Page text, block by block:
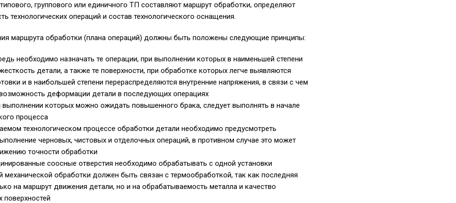
группового или единичного ТП составляют маршрут обработки, определяют
технологических операций и состав технологического оснащения.
маршрута обработки (плана операций) должны быть положены следующие принципы:
необходимо назначать те операции, при выполнении которых в наименьшей степени
детали, а также те поверхности, при обработке которых легче выявляются
и в наибольшей степени перераспределяются внутренние напряжения, в связи с чем
деформации детали в последующих операциях
выполнении которых можно ожидать повышенного брака, следует выполнять в начале
процесса
технологическом процессе обработки детали необходимо предусмотреть
черновых, чистовых и отделочных операций, в противном случае это может
точности обработки
соосные отверстия необходимо обрабатывать с одной установки
механической обработки должен быть связан с термообработкой, так как последняя
на маршрут движения детали, но и на обрабатываемость металла и качество
поверхностей